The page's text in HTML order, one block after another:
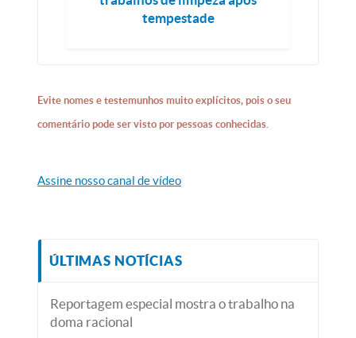
tempestade
Evite nomes e testemunhos muito explícitos, pois o seu
comentário pode ser visto por pessoas conhecidas.
Assine nosso canal de vídeo
ÚLTIMAS NOTÍCIAS
Reportagem especial mostra o trabalho na
doma racional